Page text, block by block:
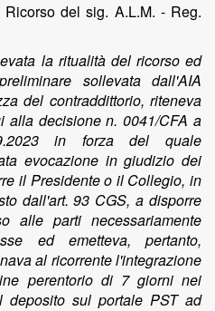
Ricorso del sig. A.L.M. - Reg.
la ritualità del ricorso ed
sollevata dall'AIA
del contraddittorio, riteneva
alla decisione n. 0041/CFA a
in forza del quale
evocazione in giudizio dei
il Presidente o il Collegio, in
dall'art. 93 CGS, a disporre
alle parti necessariamente
ed emetteva, pertanto,
al ricorrente l'integrazione
perentorio di 7 giorni nei
sul portale PST ad